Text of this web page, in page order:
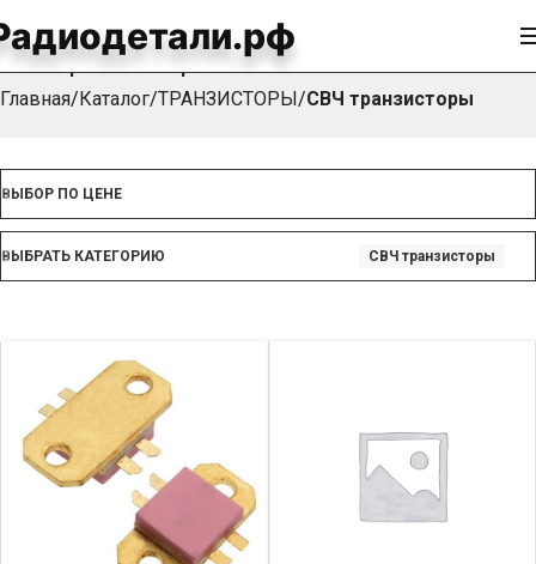
СВЧ транзисторы
Главная Каталог ТРАНЗИСТОРЫ СВЧ транзисторы
ВЫБОР ПО ЦЕНЕ
ВЫБРАТЬ КАТЕГОРИЮ СВЧ транзисторы